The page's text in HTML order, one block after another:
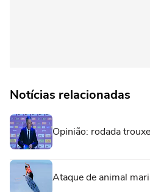
Notícias relacionadas
Opinião: rodada
Ataque de animal